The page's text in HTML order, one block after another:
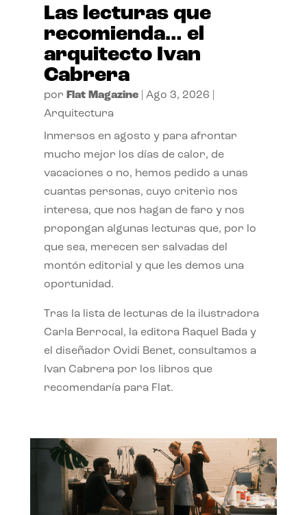
Las lecturas que
recomienda… el
arquitecto Ivan
Cabrera
por Flat Magazine| Ago 3, 2026
Arquitectura
Inmersos en agosto y para afrontar
mucho mejor los días de calor, de
vacaciones o no, hemos pedido a unas
cuantas personas, cuyo criterio nos
interesa, que nos hagan de faro y nos
propongan algunas lecturas que, por lo
que sea, merecen ser salvadas del
montón editorial y que les demos una
oportunidad.
Tras la lista de lecturas de la ilustradora
Carla Berrocal, la editora Raquel Bada y
el diseñador Ovidi Benet, consultamos a
Ivan Cabrera por los libros que
recomendaría para Flat.